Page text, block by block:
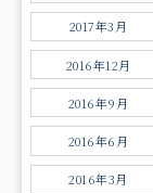
2017年3月
2016年12月
2016年9月
2016年6月
2016年3月